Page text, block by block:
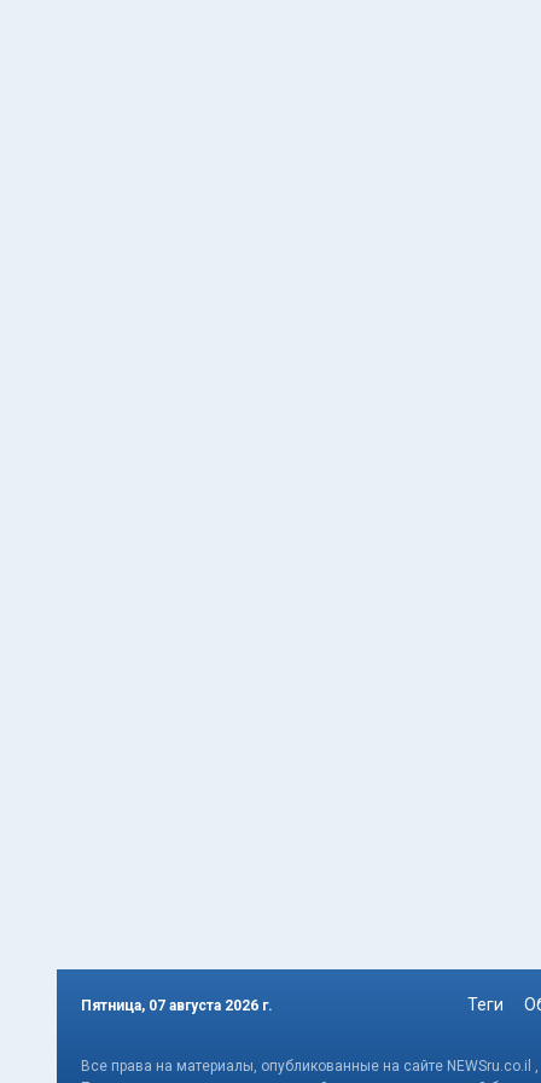
Пятница, 07 августа 2026 г. Теги
Все права на материалы, опубликованные на сайте NEWSru.co.il